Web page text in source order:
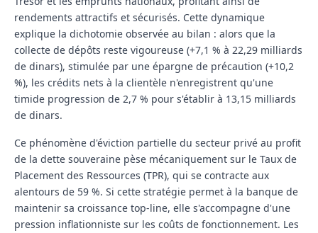
rendements attractifs et sécurisés. Cette dynamique
explique la dichotomie observée au bilan : alors que la
collecte de dépôts reste vigoureuse (+7,1 % à 22,29 milliards
de dinars), stimulée par une épargne de précaution (+10,2
%), les crédits nets à la clientèle n'enregistrent qu'une
timide progression de 2,7 % pour s'établir à 13,15 milliards
de dinars.
Ce phénomène d'éviction partielle du secteur privé au profit
de la dette souveraine pèse mécaniquement sur le Taux de
Placement des Ressources (TPR), qui se contracte aux
alentours de 59 %. Si cette stratégie permet à la banque de
maintenir sa croissance top-line, elle s'accompagne d'une
pression inflationniste sur les coûts de fonctionnement. Les